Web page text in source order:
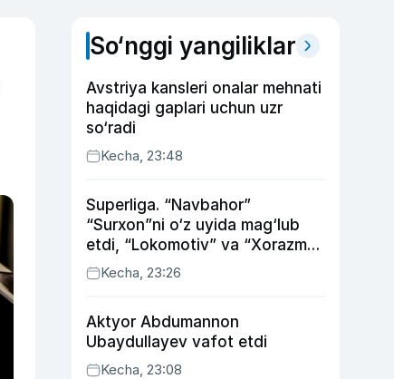
So‘nggi yangiliklar
Avstriya kansleri onalar mehnati
haqidagi gaplari uchun uzr
so‘radi
Kecha, 23:48
Superliga. “Navbahor”
“Surxon”ni o‘z uyida mag‘lub
etdi, “Lokomotiv” va “Xorazm”
uyda g‘alaba qozondi
Kecha, 23:26
Aktyor Abdu­mannon
Ubaydullayev vafot etdi
Kecha, 23:08